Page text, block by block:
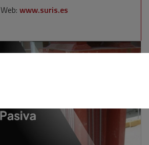
Web: www.suris.es